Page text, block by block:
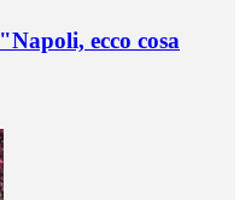
ecco cosa